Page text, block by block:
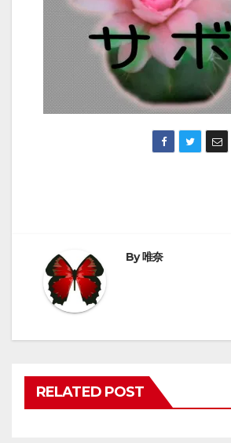
ナ
ビ
ゲ
ー
シ
ョ
By唯奈
RELATED POST